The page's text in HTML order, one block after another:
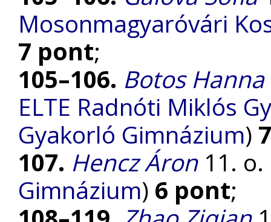
Mosonmagyaróvári
7 pont;
105–106. Botos
ELTE Radnóti Miklós
Gyakorló Gimnázium)
107. Hencz Áron11. o.
Gimnázium) 6 pont;